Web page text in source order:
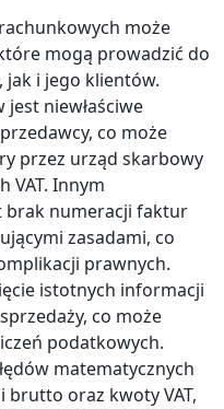
może
mogą prowadzić do
i jego klientów.
jest niewłaściwe
co może
przez urząd skarbowy
VAT. Innym
brak numeracji faktur
zasadami, co
prawnych.
istotnych informacji
co może
podatkowych.
matematycznych
oraz kwoty VAT,